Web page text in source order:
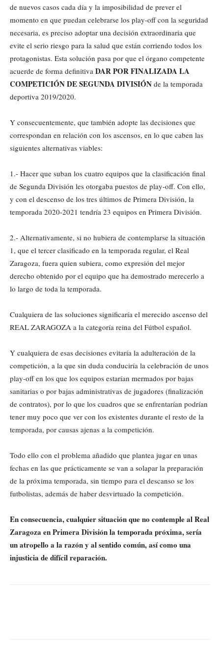
de nuevos casos cada día y la imposibilidad de prever el
momento en que puedan celebrarse los play-off con la seguridad
necesaria, es preciso adoptar una decisión extraordinaria que
evite el serio riesgo para la salud que están corriendo todos los
protagonistas. Esta solución pasa por que el órgano competente
acuerde de forma definitiva DAR POR FINALIZADA LA
COMPETICIÓN DE SEGUNDA DIVISIÓN de la temporada
deportiva 2019/2020.
Y consecuentemente, que también adopte las decisiones que
correspondan en relación con los ascensos, en lo que caben las
siguientes alternativas viables:
1.- Hacer que suban los cuatro equipos que la clasificación final
de Segunda División les otorgaba puestos de play-off. Con ello,
y con el descenso de los tres últimos de Primera División, la
temporada 2020-2021 tendría 23 equipos en Primera División.
2.- Alternativamente, si no hubiera de contemplarse la situación
1, que el tercer clasificado en la temporada regular, el Real
Zaragoza, fuera quien subiera, como expresión del mejor
derecho obtenido por el equipo que ha demostrado merecerlo a
lo largo de toda la temporada.
Cualquiera de las soluciones significaría el merecido ascenso del
REAL ZARAGOZA a la categoría reina del Fútbol español.
Y cualquiera de esas decisiones evitaría la adulteración de la
competición, a la que sin duda conduciría la celebración de unos
play-off en los que los equipos estarían mermados por bajas
sanitarias o por bajas administrativas de jugadores (finalización
de contratos), por lo que los cuadros que se enfrentarían podrían
tener muy poco que ver con los existentes durante el resto de la
temporada, por causas ajenas a la competición.
Todo ello con el problema añadido que plantea jugar en unas
fechas en las que prácticamente se van a solapar la preparación
de la próxima temporada, sin tiempo para el descanso se los
futbolistas, además de haber desvirtuado la competición.
En consecuencia, cualquier situación que no contemple al Real
Zaragoza en Primera División la temporada próxima, sería
un atropello a la razón y al sentido común, así como una
injusticia de difícil reparación.